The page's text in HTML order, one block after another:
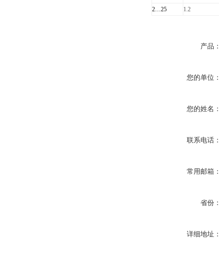
2…25 1.2
产品
您的单位
您的姓名
联系电话
常用邮箱
省份
详细地址